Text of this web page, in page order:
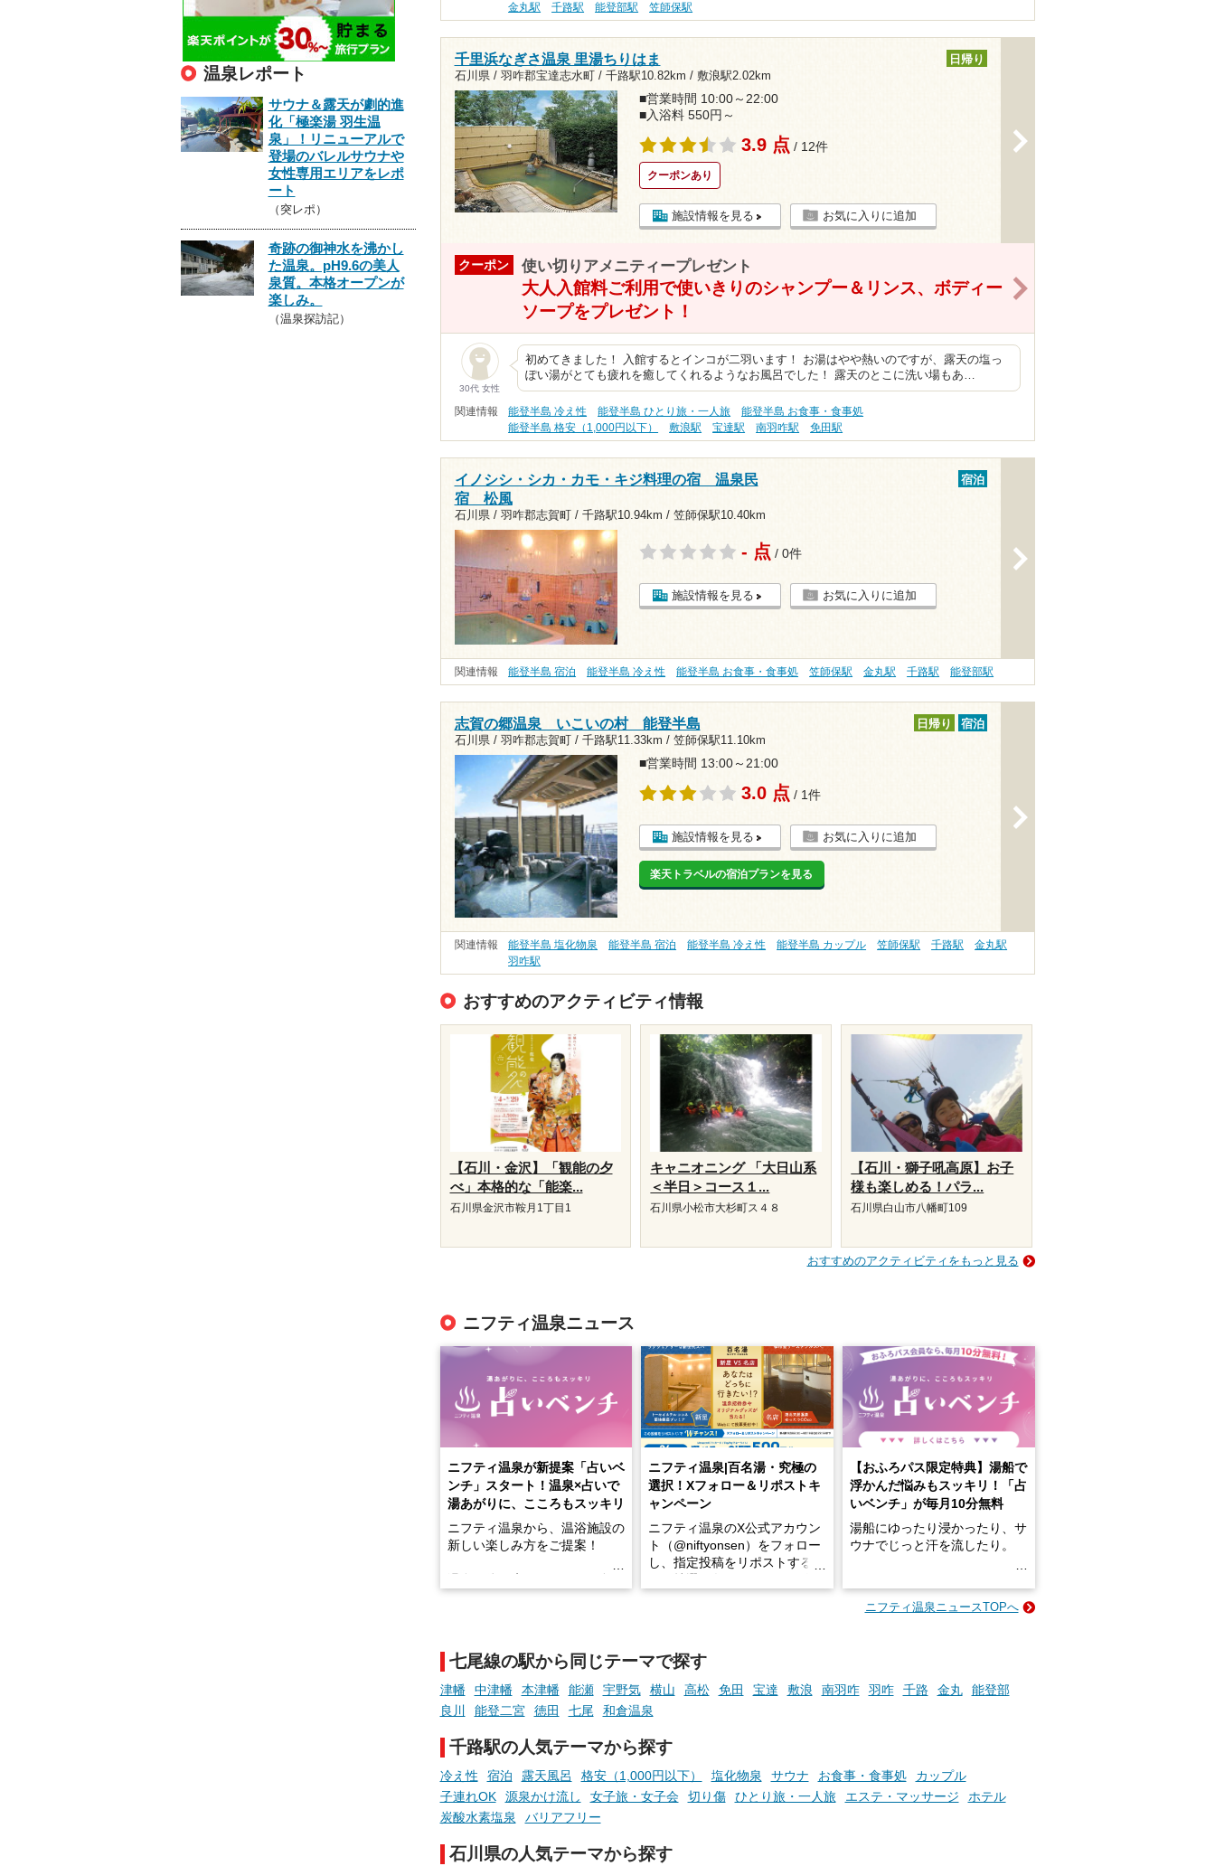
金丸駅
千路駅 能登部駅 笠師保駅
千里浜なぎさ温泉 里湯ちりはま
石川県 / 羽咋郡宝達志水町 / 千路駅10.82km / 敷浪駅2.02km
日帰り
■営業時間 10:00～22:00
■入浴料 550円～
3.9 点 / 12件
クーポンあり
施設情報を見る お気に入りに追加
クーポン 使い切りアメニティープレゼント
大人入館料ご利用で使いきりのシャンプー＆リンス、ボディー
ソープをプレゼント！
30代 女性
初めてきました！ 入館するとインコが二羽います！ お湯はやや熱いのですが、露天の塩っ
ぽい湯がとても疲れを癒してくれるようなお風呂でした！ 露天のとこに洗い場もあ…
関連情報 能登半島 冷え性 能登半島 ひとり旅・一人旅
能登半島 お食事・食事処
能登半島 格安（1,000円以下）
敷浪駅 宝達駅 南羽咋駅 免田駅
イノシシ・シカ・カモ・キジ料理の宿 温泉民
宿 松風
石川県 / 羽咋郡志賀町 / 千路駅10.94km / 笠師保駅10.40km
宿泊
- 点 / 0件
施設情報を見る お気に入りに追加
関連情報 能登半島 宿泊 能登半島 冷え性 能登半島 お食事・食事処 笠師保駅 金丸駅 千路駅 能登部駅
志賀の郷温泉 いこいの村 能登半島
石川県 / 羽咋郡志賀町 / 千路駅11.33km / 笠師保駅11.10km
日帰り 宿泊
■営業時間 13:00～21:00
3.0 点 / 1件
施設情報を見る お気に入りに追加
楽天トラベルの宿泊プランを見る
関連情報 能登半島 塩化物泉 能登半島 宿泊 能登半島 冷え性 能登半島 カップル 笠師保駅 千路駅
金丸駅
羽咋駅
おすすめのアクティビティ情報
【石川・金沢】「観能の夕
べ」本格的な「能楽...
石川県金沢市鞍月1丁目1
キャニオニング 「大日山系
＜半日＞コース１...
石川県小松市大杉町ス４８
【石川・獅子吼高原】お子
様も楽しめる！パラ...
石川県白山市八幡町109
おすすめのアクティビティをもっと見る
ニフティ温泉ニュース
ニフティ温泉が新提案「占いベ
ンチ」スタート！温泉×占いで
湯あがりに、こころもスッキリ
ニフティ温泉から、温浴施設の
新しい楽しみ方をご提案！
手相やタロットなど気軽に楽し
める占いで、“ととのう”おふろ
時間を、もっと特別に。
ニフティ温泉|百名湯・究極の
選択！Xフォロー＆リポストキ
ャンペーン
ニフティ温泉のX公式アカウン
ト（@niftyonsen）をフォロー
し、指定投稿をリポストする
【おふろパス限定特典】湯船で
浮かんだ悩みもスッキリ！「占
いベンチ」が毎月10分無料
湯船にゆったり浸かったり、サ
ウナでじっと汗を流したり。
そんな「一人でぼんやり過ごす
でくることはありませんか？
らこそ向き合える、大切な自分
の本音。
ニフティ温泉ニュースTOPへ
七尾線の駅から同じテーマで探す
津幡 中津幡 本津幡 能瀬 宇野気 横山 高松 免田 宝達 敷浪 南羽咋 羽咋 千路 金丸
能登部
良川
能登二宮 徳田 七尾 和倉温泉
千路駅の人気テーマから探す
冷え性 宿泊 露天風呂 格安（1,000円以下） 塩化物泉 サウナ お食事・食事処
カップル
子連れOK
源泉かけ流し 女子旅・女子会 切り傷 ひとり旅・一人旅 エステ・マッサージ
ホテル
炭酸水素塩泉
バリアフリー
石川県の人気テーマから探す
温泉レポート
サウナ＆露天が劇的進
化「極楽湯 羽生温
泉」！リニューアルで
登場のバレルサウナや
女性専用エリアをレポ
ート
（突レポ）
奇跡の御神水を沸かし
た温泉。pH9.6の美人
泉質。本格オープンが
楽しみ。
（温泉探訪記）